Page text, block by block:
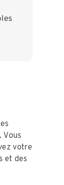
Vous
votre
et des